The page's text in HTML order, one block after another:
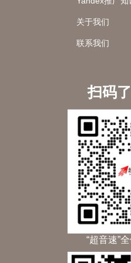
关于我们
联系我们
扫码
“超音速”